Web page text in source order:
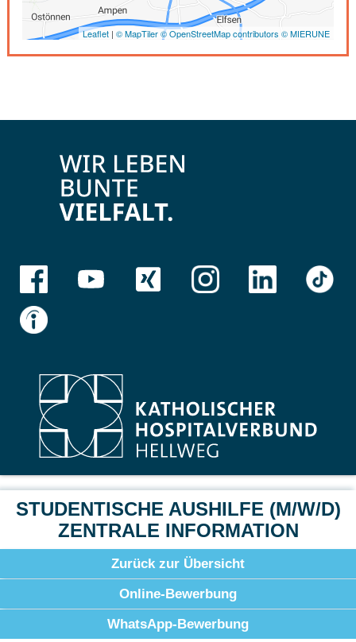
STUDENTISCHE AUSHILFE (M/W/D)
ZENTRALE INFORMATION
Zurück zur Übersicht
Online-Bewerbung
WhatsApp-Bewerbung